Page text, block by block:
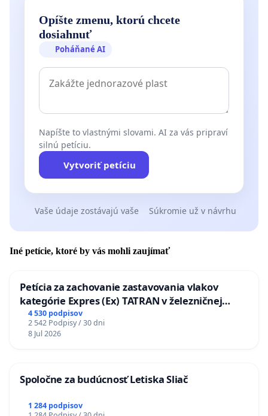
Opíšte zmenu, ktorú chcete
dosiahnuť
Poháňané AI
Napíšte to vlastnými slovami. AI za vás pripraví
silnú petíciu.
Vytvoriť petíciu
Vaše údaje zostávajú vaše Súkromie už v návrhu
Iné petície, ktoré by vás mohli zaujímať
Petícia za zachovanie zastavovania vlakov
kategórie Expres (Ex) TATRAN v železničnej
stanici Púchov
4 530 podpisov
2 542 Podpisy / 30 dni
8 Jul 2026
Spoločne za budúcnosť Letiska Sliač
1 284 podpisov